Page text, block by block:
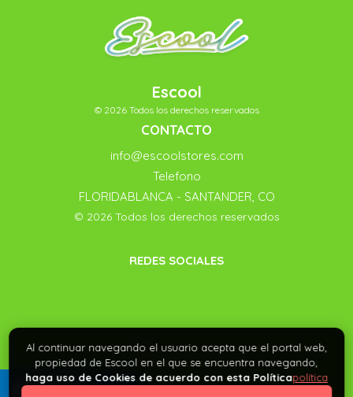
Escool
© 2026 Todos los derechos reservados
CONTACTO
info@escoolstores.com
Telefono
FLORIDABLANCA - SANTANDER, CO
© 2026 Todos los derechos reservados
REDES SOCIALES
Al continuar navegando el usuario acepta que el portal web,
propiedad de Escool en el que se encuentra navegando,
haga uso de Cookies de acuerdo con esta Políticapolítica